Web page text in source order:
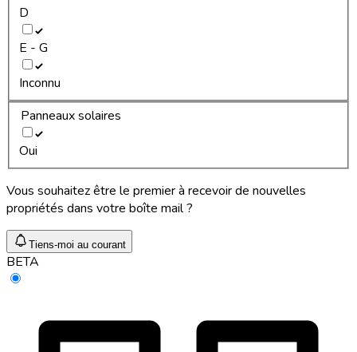
D
E - G
Inconnu
Panneaux solaires
Oui
Vous souhaitez être le premier à recevoir de nouvelles
propriétés dans votre boîte mail ?
Tiens-moi au courant
BETA